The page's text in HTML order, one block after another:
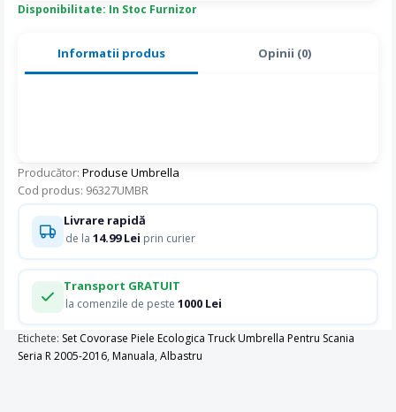
Informatii produs Opinii (0)
Producător: Produse Umbrella
Cod produs: 96327UMBR
Disponibilitate: In Stoc Furnizor
Livrare rapidă
de la 14.99 Lei prin curier
Transport GRATUIT
la comenzile de peste 1000 Lei
Etichete: Set Covorase Piele Ecologica Truck Umbrella Pentru Scania
Seria R 2005-2016, Manuala, Albastru